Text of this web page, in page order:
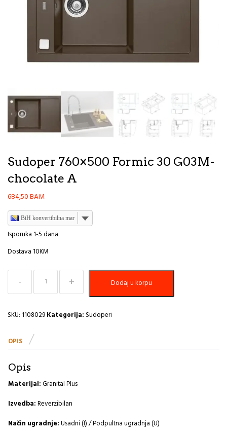
Sudoper 760×500 Formic 30 G03M-
chocolate A
684,50BAM
BiH konvertibilna marka
Isporuka 1-5 dana
Dostava 10KM
Sudoper
760x500
Formic
G03M-
A
Dodaj u korpu
SKU: 1108029Kategorija: Sudoperi
OPIS
Opis
Materijal:Granital Plus
Izvedba:Reverzibilan
Način ugradnje:Usadni (I) / Podpultna ugradnja (U)